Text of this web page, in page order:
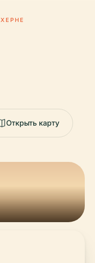
ХЕРНЕ
Открыть карту